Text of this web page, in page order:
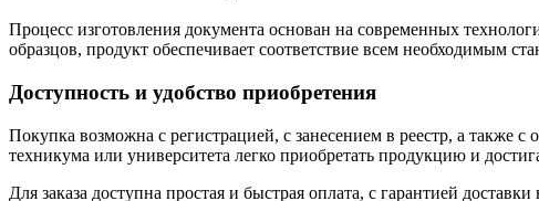
Процесс изготовления документа основан на современных
образцов, продукт обеспечивает соответствие всем необходимым
Доступность и удобство приобретения
Покупка возможна с регистрацией, с занесением в реестр, а также
техникума или университета легко приобретать продукцию и
Для заказа доступна простая и быстрая оплата, с гарантией